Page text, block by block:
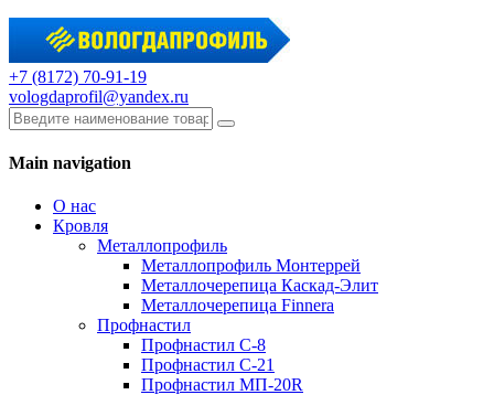
+7 (8172) 70-91-19
vologdaprofil@yandex.ru
Main navigation
О нас
Кровля
Металлопрофиль
Металлопрофиль Монтеррей
Металлочерепица Каскад-Элит
Металлочерепица Finnera
Профнастил
Профнастил С-8
Профнастил С-21
Профнастил МП-20R